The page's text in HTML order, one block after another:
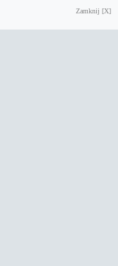
Zamknij [X]